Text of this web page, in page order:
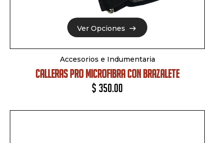
Ver Opciones
Ver Opciones
Accesorios e Indumentaria
CALLERAS PRO MICROFIBRA CON BRAZALETE
$ 350.00